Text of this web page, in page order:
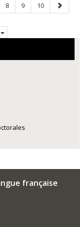
Page
8 Page
9 Page
10
Page
française